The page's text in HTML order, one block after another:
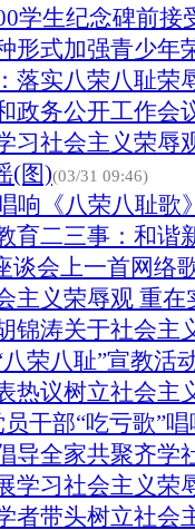
学生纪念碑前接
形式加强青少年
落实八荣八耻荣
政务公开工作会
习社会主义荣辱
(图)(03/31 09:46)
响《八荣八耻歌
育二三事：和谐
谈会上一首网络
主义荣辱观 重在
锦涛关于社会主
荣八耻”宣教活
热议树立社会主
干部“吃亏歌”
导全家共聚齐学
学习社会主义荣
者带头树立社会